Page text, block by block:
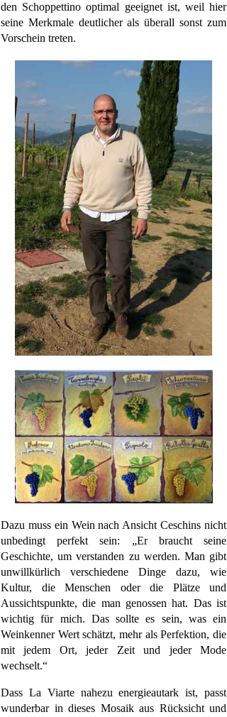
den Schoppettino optimal geeignet ist, weil hier
seine Merkmale deutlicher als überall sonst zum
Vorschein treten.
Dazu muss ein Wein nach Ansicht Ceschins nicht
unbedingt perfekt sein: „Er braucht seine
Geschichte, um verstanden zu werden. Man gibt
unwillkürlich verschiedene Dinge dazu, wie
Kultur, die Menschen oder die Plätze und
Aussichtspunkte, die man genossen hat. Das ist
wichtig für mich. Das sollte es sein, was ein
Weinkenner Wert schätzt, mehr als Perfektion, die
mit jedem Ort, jeder Zeit und jeder Mode
wechselt.“
Dass La Viarte nahezu energieautark ist, passt
wunderbar in dieses Mosaik aus Rücksicht und